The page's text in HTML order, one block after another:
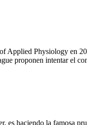
Physiology en
proponen intentar el
es haciendo la famosa